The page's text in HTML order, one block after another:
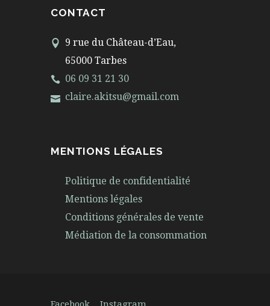
CONTACT
9 rue du Château-d’Eau,
65000 Tarbes
06 09 31 21 30
claire.akitsu@gmail.com
MENTIONS LÉGALES
Politique de confidentialité
Mentions légales
Conditions générales de vente
Médiation de la consommation